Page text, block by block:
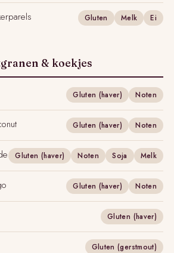
Gluten Melk Ei
& koekjes
Gluten (haver) Noten
Gluten (haver) Noten
Gluten (haver) Noten Soja Melk
Gluten (haver) Noten
Gluten (haver)
Gluten (gerstmout)